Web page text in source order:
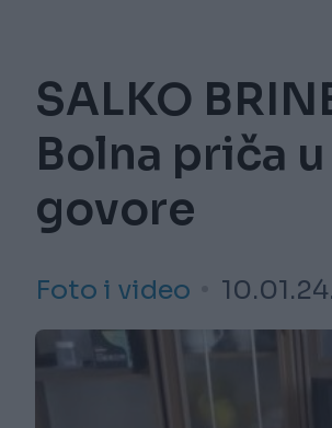
SALKO
Bolna priča
govore
Foto i video